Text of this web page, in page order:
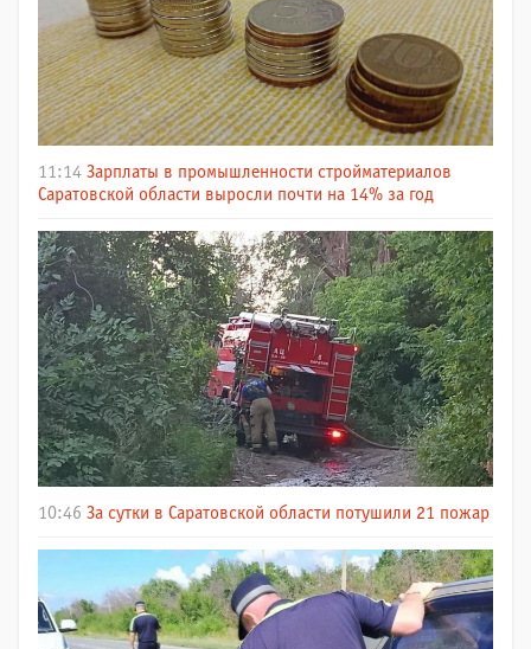
11:14 Зарплаты в промышленности стройматериалов
Саратовской области выросли почти на 14% за год
10:46 За сутки в Саратовской области потушили 21 пожар